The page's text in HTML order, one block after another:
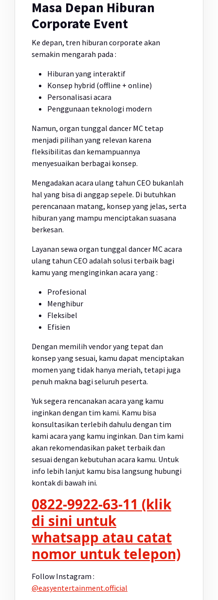
Masa Depan Hiburan
Corporate Event
Ke depan, tren hiburan corporate akan
semakin mengarah pada :
Hiburan yang interaktif
Konsep hybrid (offline + online)
Personalisasi acara
Penggunaan teknologi modern
Namun, organ tunggal dancer MC tetap
menjadi pilihan yang relevan karena
fleksibilitas dan kemampuannya
menyesuaikan berbagai konsep.
Mengadakan acara ulang tahun CEO bukanlah
hal yang bisa di anggap sepele. Di butuhkan
perencanaan matang, konsep yang jelas, serta
hiburan yang mampu menciptakan suasana
berkesan.
Layanan sewa organ tunggal dancer MC acara
ulang tahun CEO adalah solusi terbaik bagi
kamu yang menginginkan acara yang :
Profesional
Menghibur
Fleksibel
Efisien
Dengan memilih vendor yang tepat dan
konsep yang sesuai, kamu dapat menciptakan
momen yang tidak hanya meriah, tetapi juga
penuh makna bagi seluruh peserta.
Yuk segera rencanakan acara yang kamu
inginkan dengan tim kami. Kamu bisa
konsultasikan terlebih dahulu dengan tim
kami acara yang kamu inginkan. Dan tim kami
akan rekomendasikan paket terbaik dan
sesuai dengan kebutuhan acara kamu. Untuk
info lebih lanjut kamu bisa langsung hubungi
kontak di bawah ini.
0822-9922-63-11 (klik
di sini untuk
whatsapp atau catat
nomor untuk telepon)
Follow Instagram :
@easyentertainment.official